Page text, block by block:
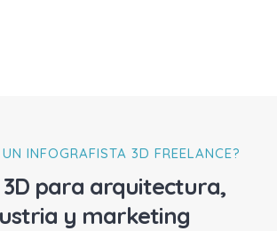
INFOGRAFISTA 3D FREELANCE?
3D para arquitectura,
y marketing